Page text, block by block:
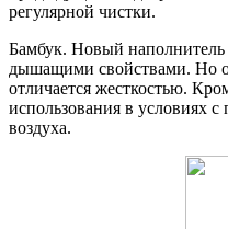
регулярной чистки.
Бамбук. Новый наполнитель
дышащими свойствами. Но
отличается жесткостью.
использования в условиях
воздуха.